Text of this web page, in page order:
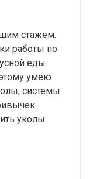
стажем.
работы по
еды.
умею
системы.
уколы.